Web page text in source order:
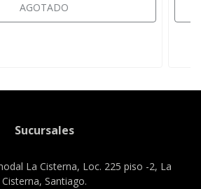
AGOTADO
Sucursales
La Cisterna, Loc. 225 piso -2, La
Cisterna, Santiago.